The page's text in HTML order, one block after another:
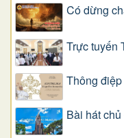
Có dừng
Trực tuyến
Thông
Bài hát